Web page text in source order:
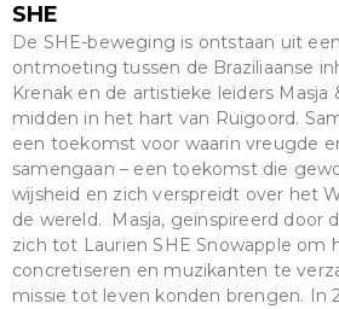
SHE
De SHE-beweging is ontstaan uit
ontmoeting tussen de Braziliaanse
Krenak en de artistieke leiders
midden in het hart van Ruigoord.
een toekomst voor waarin vreugde
samengaan – een toekomst die
wijsheid en zich verspreidt over het
de wereld. Masja, geïnspireerd door
zich tot Laurien SHE Snowapple om
concretiseren en muzikanten te
missie tot leven konden brengen. In